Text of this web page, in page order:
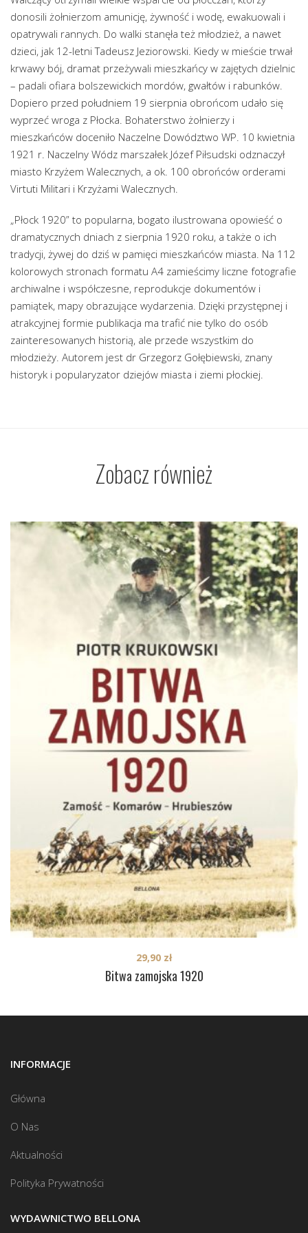
donosili żołnierzom amunicję, żywność i wodę, ewakuowali i
opatrywali rannych. Do walki stanęła też młodzież, a nawet
dzieci, jak 12-letni Tadeusz Jeziorowski. Kiedy w mieście trwał
krwawy bój, dramat przeżywali mieszkańcy w zajętych dzielnic
– padali ofiara bolszewickich mordów, gwałtów i rabunków.
Dopiero przed południem 19 sierpnia obrońcom udało się
wyprzeć wroga z Płocka. Bohaterstwo żołnierzy i
mieszkańców doceniło Naczelne Dowództwo WP. 10 kwietnia
1921 r. Naczelny Wódz marszałek Józef Piłsudski odznaczył
miasto Krzyżem Walecznych, a ok. 100 obrońców orderami
Virtuti Militari i Krzyżami Walecznych.
„Płock 1920” to popularna, bogato ilustrowana opowieść o
dramatycznych dniach z sierpnia 1920 roku, a także o ich
tradycji, żywej do dziś w pamięci mieszkańców miasta. Na 112
kolorowych stronach formatu A4 zamieścimy liczne fotografie
archiwalne i współczesne, reprodukcje dokumentów i
pamiątek, mapy obrazujące wydarzenia. Dzięki przystępnej i
atrakcyjnej formie publikacja ma trafić nie tylko do osób
zainteresowanych historią, ale przede wszystkim do
młodzieży. Autorem jest dr Grzegorz Gołębiewski, znany
historyk i popularyzator dziejów miasta i ziemi płockiej.
Zobacz również
Bitwa zamojska 1920
29,90 zł
INFORMACJE
Główna
O Nas
Aktualności
Polityka Prywatności
WYDAWNICTWO BELLONA